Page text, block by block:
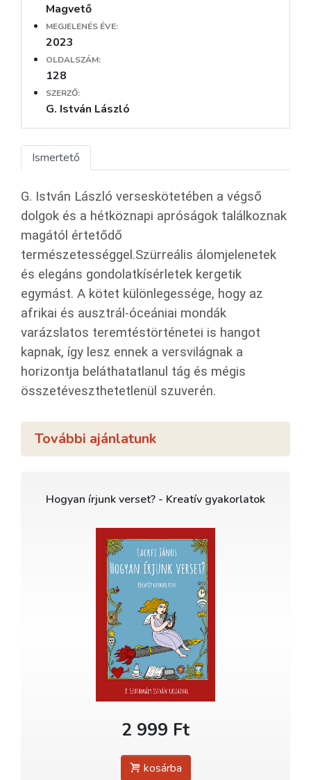
Magvető
MEGJELENÉS ÉVE:
2023
OLDALSZÁM:
128
SZERZŐ:
G. István László
Ismertető
G. István László verseskötetében a végső
dolgok és a hétköznapi apróságok találkoznak
magától értetődő
természetességgel.Szürreális álomjelenetek
és elegáns gondolatkísérletek kergetik
egymást. A kötet különlegessége, hogy az
afrikai és ausztrál-óceániai mondák
varázslatos teremtéstörténetei is hangot
kapnak, így lesz ennek a versvilágnak a
horizontja beláthatatlanul tág és mégis
összetéveszthetetlenül szuverén.
További ajánlatunk
Hogyan írjunk verset? - Kreatív gyakorlatok
2 999 Ft
kosárba